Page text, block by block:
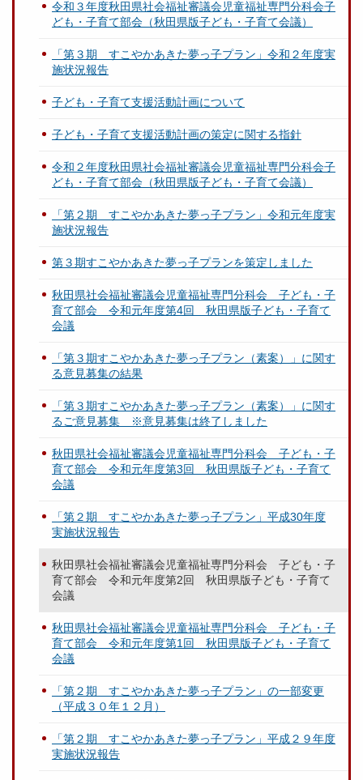
令和３年度秋田県社会福祉審議会児童福祉専門分科会子
ども・子育て部会（秋田県版子ども・子育て会議）
「第３期 すこやかあきた夢っ子プラン」令和２年度実
施状況報告
子ども・子育て支援活動計画について
子ども・子育て支援活動計画の策定に関する指針
令和２年度秋田県社会福祉審議会児童福祉専門分科会子
ども・子育て部会（秋田県版子ども・子育て会議）
「第２期 すこやかあきた夢っ子プラン」令和元年度実
施状況報告
第３期すこやかあきた夢っ子プランを策定しました
秋田県社会福祉審議会児童福祉専門分科会 子ども・子
育て部会 令和元年度第4回 秋田県版子ども・子育て
会議
「第３期すこやかあきた夢っ子プラン（素案）」に関す
る意見募集の結果
「第３期すこやかあきた夢っ子プラン（素案）」に関す
るご意見募集 ※意見募集は終了しました
秋田県社会福祉審議会児童福祉専門分科会 子ども・子
育て部会 令和元年度第3回 秋田県版子ども・子育て
会議
「第２期 すこやかあきた夢っ子プラン」平成30年度
実施状況報告
秋田県社会福祉審議会児童福祉専門分科会 子ども・子
育て部会 令和元年度第2回 秋田県版子ども・子育て
会議
秋田県社会福祉審議会児童福祉専門分科会 子ども・子
育て部会 令和元年度第1回 秋田県版子ども・子育て
会議
「第２期 すこやかあきた夢っ子プラン」の一部変更
（平成３０年１２月）
「第２期 すこやかあきた夢っ子プラン」平成２９年度
実施状況報告